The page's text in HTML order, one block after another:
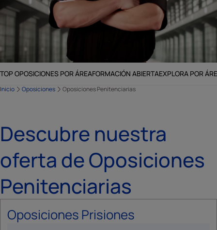
TOP OPOSICIONES POR ÁREAFORMACIÓN ABIERTAEXPLORA POR
Inicio Oposiciones Oposiciones Penitenciarias
Descubre nuestra
oferta de Oposiciones
Penitenciarias
Oposiciones Prisiones